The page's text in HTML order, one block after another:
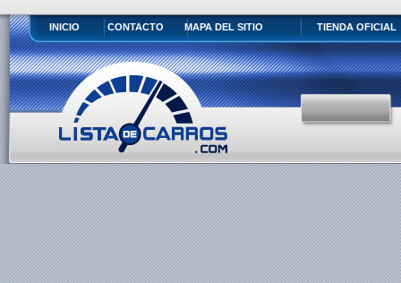
INICIO CONTACTO MAPA DEL SITIO TIENDA OFICIAL